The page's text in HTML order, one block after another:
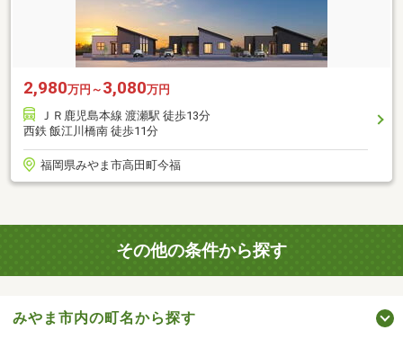
2,980万円～ 3,080万円
ＪＲ鹿児島本線 渡瀬駅 徒歩13分
西鉄 飯江川橋南 徒歩11分
福岡県みやま市高田町今福
その他の条件から探す
みやま市内の町名から探す